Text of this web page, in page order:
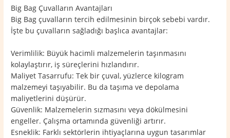
Big Bag Çuvalların Avantajları
Big Bag çuvalların tercih edilmesinin birçok sebebi vardır.
İşte bu çuvalların sağladığı başlıca avantajlar:
Verimlilik: Büyük hacimli malzemelerin taşınmasını
kolaylaştırır, iş süreçlerini hızlandırır.
Maliyet Tasarrufu: Tek bir çuval, yüzlerce kilogram
malzemeyi taşıyabilir. Bu da taşıma ve depolama
maliyetlerini düşürür.
Güvenlik: Malzemelerin sızmasını veya dökülmesini
engeller. Çalışma ortamında güvenliği artırır.
Esneklik: Farklı sektörlerin ihtiyaçlarına uygun tasarımlar